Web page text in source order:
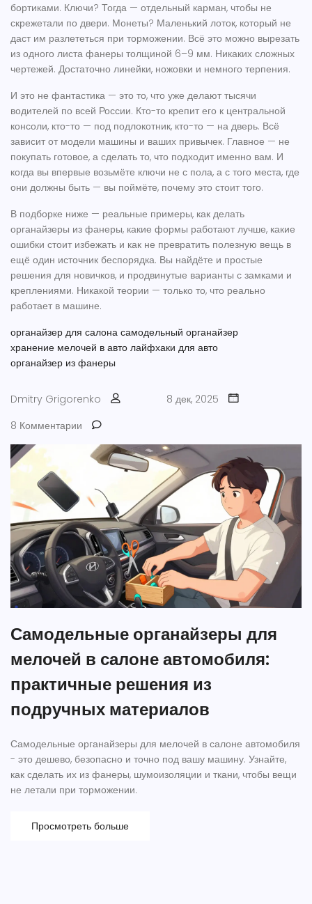
бортиками. Ключи? Тогда — отдельный карман, чтобы не
скрежетали по двери. Монеты? Маленький лоток, который не
даст им разлететься при торможении. Всё это можно вырезать
из одного листа фанеры толщиной 6–9 мм. Никаких сложных
чертежей. Достаточно линейки, ножовки и немного терпения.
И это не фантастика — это то, что уже делают тысячи
водителей по всей России. Кто-то крепит его к центральной
консоли, кто-то — под подлокотник, кто-то — на дверь. Всё
зависит от модели машины и ваших привычек. Главное — не
покупать готовое, а сделать то, что подходит именно вам. И
когда вы впервые возьмёте ключи не с пола, а с того места, где
они должны быть — вы поймёте, почему это стоит того.
В подборке ниже — реальные примеры, как делать
органайзеры из фанеры, какие формы работают лучше, какие
ошибки стоит избежать и как не превратить полезную вещь в
ещё один источник беспорядка. Вы найдёте и простые
решения для новичков, и продвинутые варианты с замками и
креплениями. Никакой теории — только то, что реально
работает в машине.
органайзер для салона самодельный органайзер
хранение мелочей в авто лайфхаки для авто
органайзер из фанеры
Dmitry Grigorenko
8 дек, 2025
8 Комментарии
Самодельные органайзеры для
мелочей в салоне автомобиля:
практичные решения из
подручных материалов
Самодельные органайзеры для мелочей в салоне автомобиля
- это дешево, безопасно и точно под вашу машину. Узнайте,
как сделать их из фанеры, шумоизоляции и ткани, чтобы вещи
не летали при торможении.
Просмотреть больше